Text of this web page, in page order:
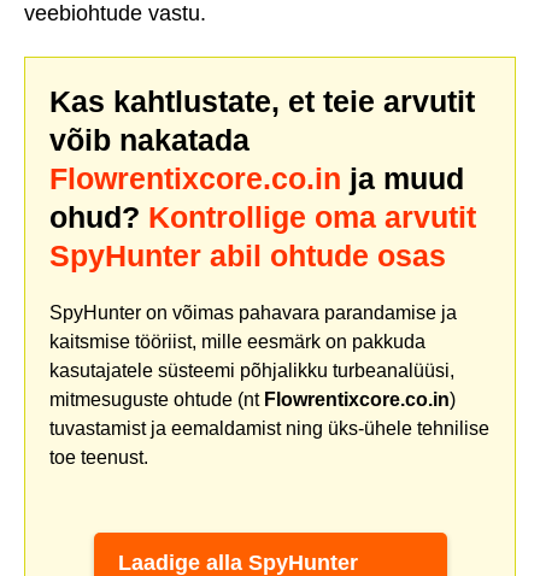
veebiohtude vastu.
Kas kahtlustate, et teie arvutit
võib nakatada
Flowrentixcore.co.in ja muud
ohud? Kontrollige oma arvutit
SpyHunter abil ohtude osas
SpyHunter on võimas pahavara parandamise ja
kaitsmise tööriist, mille eesmärk on pakkuda
kasutajatele süsteemi põhjalikku turbeanalüüsi,
mitmesuguste ohtude (nt Flowrentixcore.co.in)
tuvastamist ja eemaldamist ning üks-ühele tehnilise
toe teenust.
Laadige alla SpyHunter